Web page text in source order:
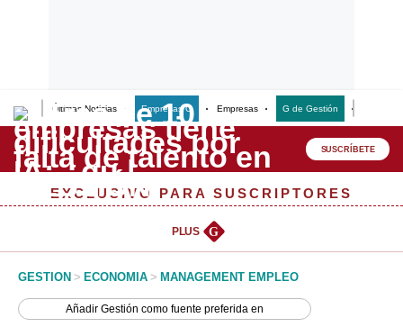
Últimas Noticias Empresas G Empresas G de Gestión
Lo último
Peru Quiosco
Management & Empleo
SUSCRÍBETE
EXCLUSIVO PARA SUSCRIPTORES
PLUS G
GESTION > ECONOMIA > MANAGEMENT EMPLEO
AñadirGestión como fuente preferida en